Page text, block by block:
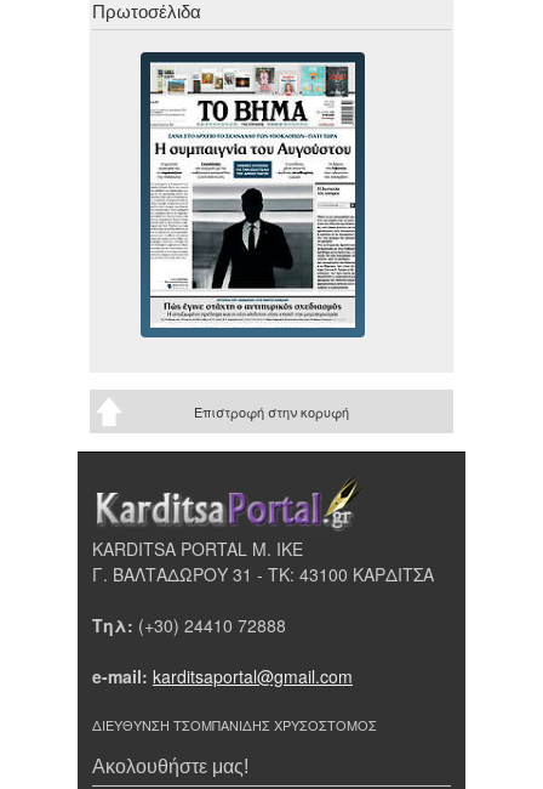
Πρωτοσέλιδα
Επιστροφή στην κορυφή
KARDITSA PORTAL Μ. ΙΚΕ
Γ. ΒΑΛΤΑΔΩΡΟΥ 31 - ΤΚ: 43100 ΚΑΡΔΙΤΣΑ
Τηλ: (+30) 24410 72888
e-mail: karditsaportal@gmail.com
ΔΙΕΥΘΥΝΣΗ ΤΣΟΜΠΑΝΙΔΗΣ ΧΡΥΣΟΣΤΟΜΟΣ
Ακολουθήστε μας!